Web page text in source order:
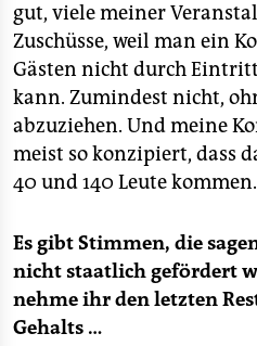
gut, viele meiner
Zuschüsse, weil man ein
Gästen nicht durch
kann. Zumindest nicht,
abzuziehen. Und meine
meist so konzipiert, dass
40 und 140 Leute kommen.
Es gibt Stimmen, die
nicht staatlich gefördert
nehme ihr den letzten
Gehalts …